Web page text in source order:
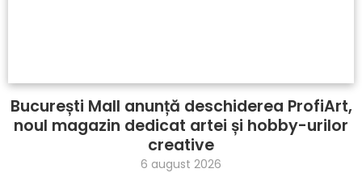
București Mall anunță deschiderea ProfiArt,
noul magazin dedicat artei și hobby-urilor
creative
6 august 2026